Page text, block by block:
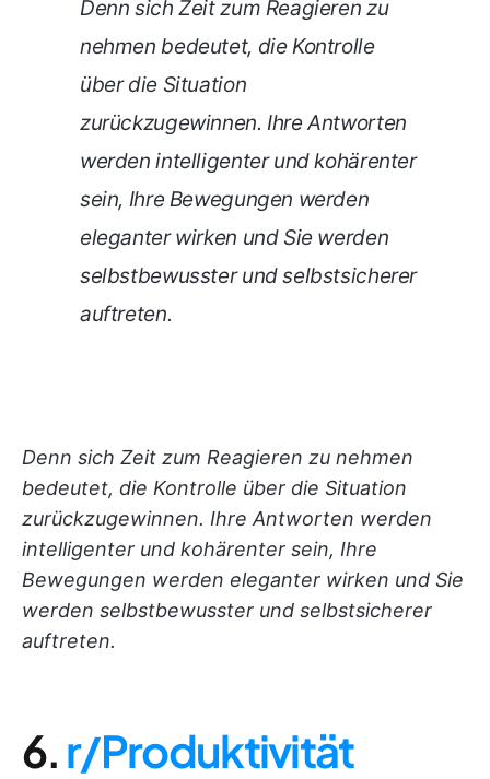
Denn sich Zeit zum Reagieren zu
nehmen bedeutet, die Kontrolle
über die Situation
zurückzugewinnen. Ihre Antworten
werden intelligenter und kohärenter
sein, Ihre Bewegungen werden
eleganter wirken und Sie werden
selbstbewusster und selbstsicherer
auftreten.
Denn sich Zeit zum Reagieren zu nehmen
bedeutet, die Kontrolle über die Situation
zurückzugewinnen. Ihre Antworten werden
intelligenter und kohärenter sein, Ihre
Bewegungen werden eleganter wirken und Sie
werden selbstbewusster und selbstsicherer
auftreten.
6.r/Produktivität